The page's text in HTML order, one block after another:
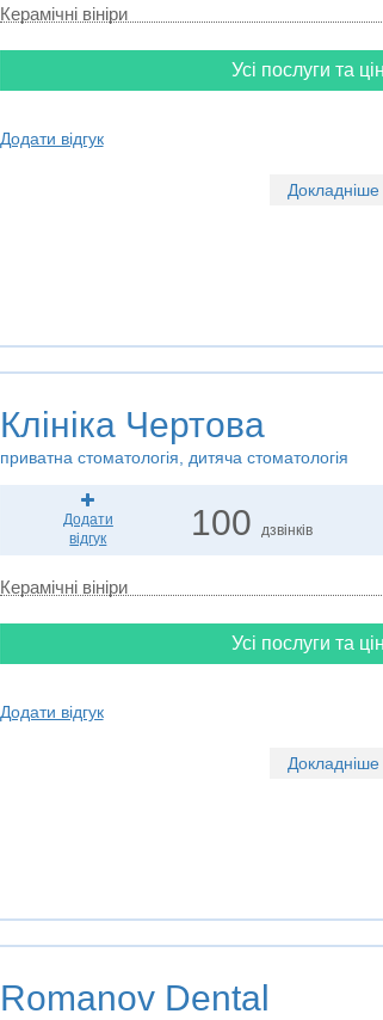
Керамічні вініри
Усі послуги та
Додати відгук
Докладніше
Клініка Чертова
приватна стоматологія, дитяча стоматологія
Додати
відгук
100 дзвінків
Керамічні вініри
Усі послуги та
Додати відгук
Докладніше
Romanov Dental